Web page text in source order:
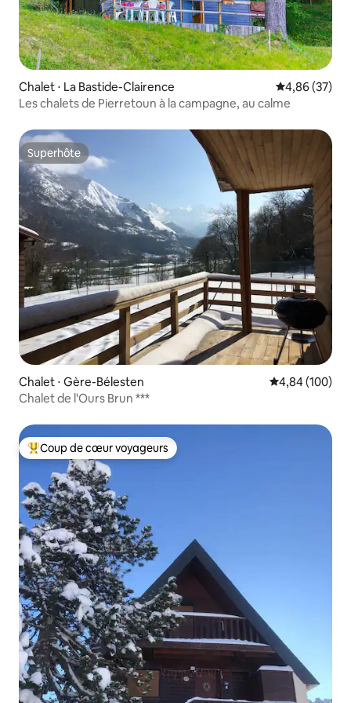
Chalet ⋅ La Bastide-Clairence Évaluation
4,86 (37)
Les chalets de Pierretoun à la campagne, au calme
Superhôte
Superhôte
Chalet ⋅ Gère-Bélesten Évaluation
4,84 (100)
Chalet de l'Ours Brun ***
Coups de cœur voyageurs les plus appréciés
Coup de cœur voyageurs